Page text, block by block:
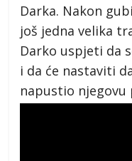
Darka. Nakon
još jedna velika
Darko uspjeti da
i da će nastaviti
napustio njegovu